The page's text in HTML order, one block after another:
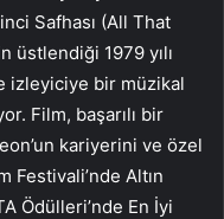
Safhası (All That
üstlendiği 1979 yılı
izleyiciye bir müzikal
Film, başarılı bir
kariyerini ve özel
Festivali’nde Altın
Ödülleri’nde En İyi